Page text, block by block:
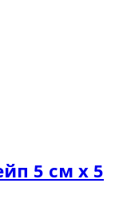
5 см х 5